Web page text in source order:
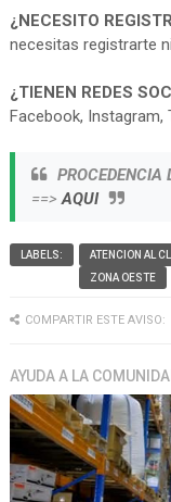
¿NECESITO
necesitas registrarte
¿TIENEN REDES
Facebook, Instagram,
PROCEDENCIA
==>AQUI
LABELS: ATENCION AL
ZONA OESTE
COMPARTIR ESTE AVISO:
AYUDA A LA